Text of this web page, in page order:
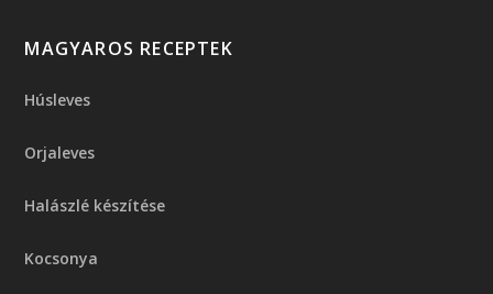
MAGYAROS RECEPTEK
Húsleves
Orjaleves
Halászlé készítése
Kocsonya